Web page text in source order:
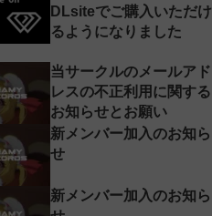
DLsiteでご購入いただけ
るようになりました
当サークルのメールアド
レスの不正利用に関する
お知らせとお願い
新メンバー加入のお知ら
せ
新メンバー加入のお知ら